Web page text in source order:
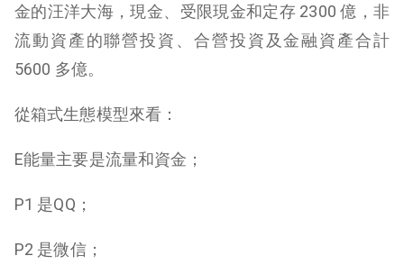
金的汪洋大海，現金、受限現金和定存 2300 億，非
流動資產的聯營投資、合營投資及金融資產合計
5600 多億。
從箱式生態模型來看：
E能量主要是流量和資金；
P1 是QQ；
P2 是微信；